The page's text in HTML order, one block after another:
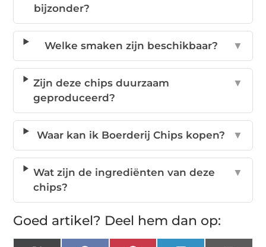
bijzonder?
Welke smaken zijn beschikbaar? ▼
Zijn deze chips duurzaam
geproduceerd?
▼
Waar kan ik Boerderij Chips kopen? ▼
Wat zijn de ingrediënten van deze
chips?
▼
Goed artikel? Deel hem dan op: